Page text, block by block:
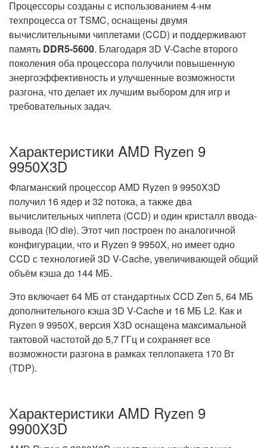
Процессоры созданы с использованием 4-нм
техпроцесса от TSMC, оснащены двумя
вычислительными чиплетами (CCD) и поддерживают
память DDR5-5600. Благодаря 3D V-Cache второго
поколения оба процессора получили повышенную
энергоэффективность и улучшенные возможности
разгона, что делает их лучшим выбором для игр и
требовательных задач.
Характеристики AMD Ryzen 9
9950X3D
Флагманский процессор AMD Ryzen 9 9950X3D
получил 16 ядер и 32 потока, а также два
вычислительных чиплета (CCD) и один кристалл ввода-
вывода (IO die). Этот чип построен по аналогичной
конфигурации, что и Ryzen 9 9950X, но имеет одно
CCD с технологией 3D V-Cache, увеличивающей общий
объём кэша до 144 МБ.
Это включает 64 МБ от стандартных CCD Zen 5, 64 МБ
дополнительного кэша 3D V-Cache и 16 МБ L2. Как и
Ryzen 9 9950X, версия X3D оснащена максимальной
тактовой частотой до 5,7 ГГц и сохраняет все
возможности разгона в рамках теплопакета 170 Вт
(TDP).
Характеристики AMD Ryzen 9
9900X3D